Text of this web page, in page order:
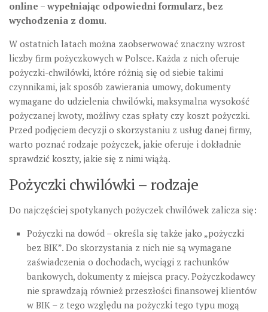
online – wypełniając odpowiedni formularz, bez
wychodzenia z domu.
W ostatnich latach można zaobserwować znaczny wzrost
liczby firm pożyczkowych w Polsce. Każda z nich oferuje
pożyczki-chwilówki, które różnią się od siebie takimi
czynnikami, jak sposób zawierania umowy, dokumenty
wymagane do udzielenia chwilówki, maksymalna wysokość
pożyczanej kwoty, możliwy czas spłaty czy koszt pożyczki.
Przed podjęciem decyzji o skorzystaniu z usług danej firmy,
warto poznać rodzaje pożyczek, jakie oferuje i dokładnie
sprawdzić koszty, jakie się z nimi wiążą.
Pożyczki chwilówki – rodzaje
Do najczęściej spotykanych pożyczek chwilówek zalicza się:
Pożyczki na dowód – określa się także jako „pożyczki
bez BIK”. Do skorzystania z nich nie są wymagane
zaświadczenia o dochodach, wyciągi z rachunków
bankowych, dokumenty z miejsca pracy. Pożyczkodawcy
nie sprawdzają również przeszłości finansowej klientów
w BIK – z tego względu na pożyczki tego typu mogą